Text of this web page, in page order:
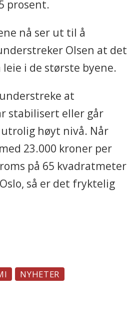
prosent.
nå ser ut til å
Olsen at det
i de største byene.
at
stabilisert eller går
høyt nivå. Når
23.000 kroner per
på 65 kvadratmeter
så er det fryktelig
NYHETER